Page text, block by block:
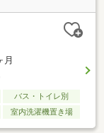
月
バス・トイレ別
室内洗濯機置き場